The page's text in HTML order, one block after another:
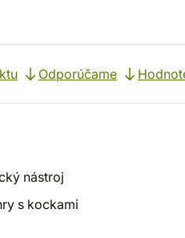
Odporúčame
nástroj
s kockami